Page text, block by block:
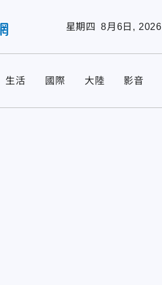
星期四 8月6日, 2026
生活 國際 大陸 影音